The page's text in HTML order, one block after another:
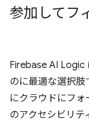
参加してフ
Firebase AI Logic
のに最適な選択
にクラウドにフ
のアクセシビリテ